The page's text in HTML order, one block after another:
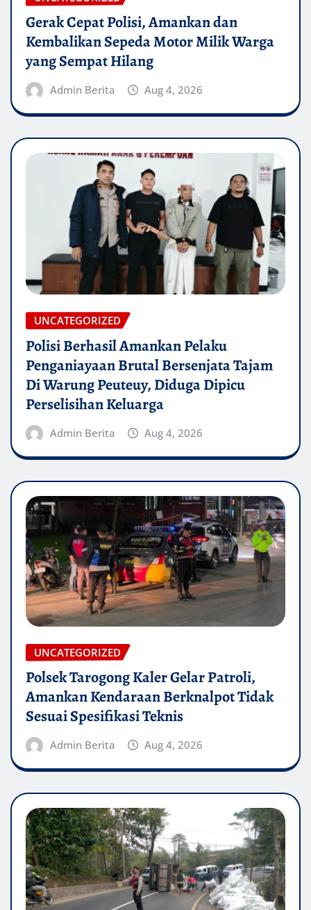
Gerak Cepat Polisi, Amankan dan
Kembalikan Sepeda Motor Milik Warga
yang Sempat Hilang
Admin Berita Aug 4, 2026
UNCATEGORIZED
Polisi Berhasil Amankan Pelaku
Penganiayaan Brutal Bersenjata Tajam
Di Warung Peuteuy, Diduga Dipicu
Perselisihan Keluarga
Admin Berita Aug 4, 2026
UNCATEGORIZED
Polsek Tarogong Kaler Gelar Patroli,
Amankan Kendaraan Berknalpot Tidak
Sesuai Spesifikasi Teknis
Admin Berita Aug 4, 2026